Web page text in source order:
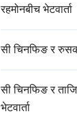
रहमोनबीच भेटवार्ता
सी चिनफिङ र
सी चिनफिङ र
भेटवार्ता